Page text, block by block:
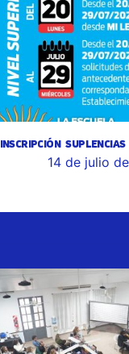
INSCRIPCIÓN
14 de julio